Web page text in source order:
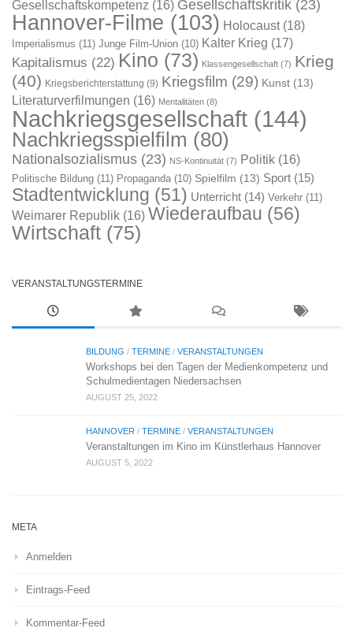
Gesellschaftskompetenz (16) Gesellschaftskritik (23)
Hannover-Filme (103) Holocaust(18)
Imperialismus (11) Junge Film-Union (10) Kalter Krieg (17)
Kapitalismus (22) Kino (73) Klassengesellschaft (7) Krieg
(40) Kriegsberichterstattung (9) Kriegsfilm (29) Kunst (13)
Literaturverfilmungen (16) Mentalitäten (8)
Nachkriegsgesellschaft (144)
Nachkriegsspielfilm (80)
Nationalsozialismus (23) NS-Kontinuität (7) Politik (16)
Politische Bildung (11) Propaganda (10) Spielfilm (13) Sport (15)
Stadtentwicklung (51) Unterricht (14) Verkehr (11)
Weimarer Republik (16) Wiederaufbau (56)
Wirtschaft (75)
VERANSTALTUNGSTERMINE
BILDUNG / TERMINE / VERANSTALTUNGEN
Workshops bei den Tagen der Medienkompetenz und
Schulmedientagen Niedersachsen
AUGUST 25, 2022
HANNOVER / TERMINE / VERANSTALTUNGEN
Veranstaltungen im Kino im Künstlerhaus Hannover
AUGUST 5, 2022
META
Anmelden
Eintrags-Feed
Kommentar-Feed